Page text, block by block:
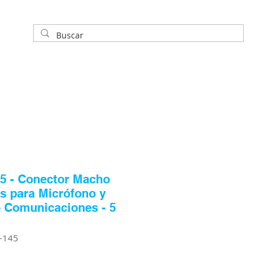
- Conector Macho
para Micrófono y
Comunicaciones - 5
145